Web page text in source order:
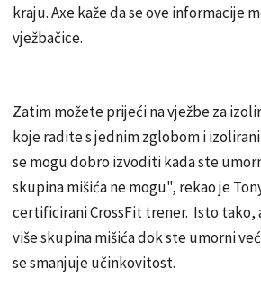
kraju. Axe kaže da se ove informacije
vježbačice.
Zatim možete prijeći na vježbe za
koje radite s jednim zglobom i
se mogu dobro izvoditi kada ste
skupina mišića ne mogu", rekao je
certificirani CrossFit trener. Isto tako,
više skupina mišića dok ste umorni
se smanjuje učinkovitost.